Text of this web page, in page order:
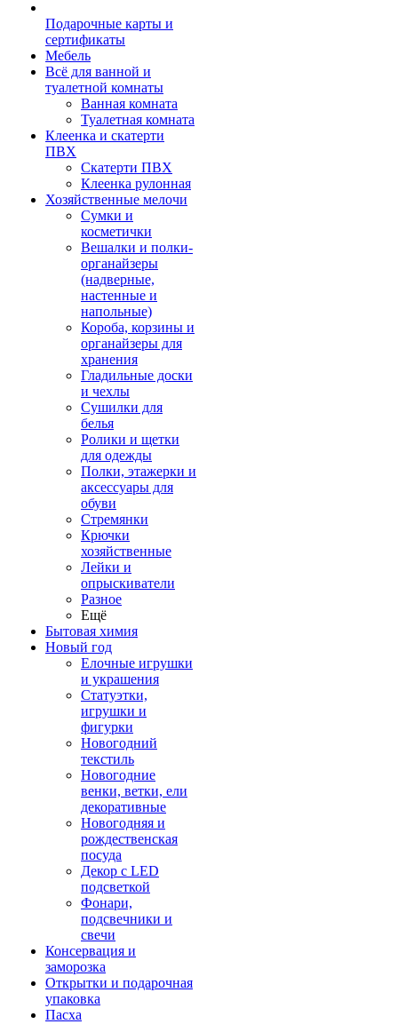
Подарочные карты и
сертификаты
Мебель
Всё для ванной и
туалетной комнаты
Ванная комната
Туалетная комната
Клеенка и скатерти
ПВХ
Скатерти ПВХ
Клеенка рулонная
Хозяйственные мелочи
Сумки и
косметички
Вешалки и полки-
органайзеры
(надверные,
настенные и
напольные)
Короба, корзины и
органайзеры для
хранения
Гладильные доски
и чехлы
Сушилки для
белья
Ролики и щетки
для одежды
Полки, этажерки и
аксессуары для
обуви
Стремянки
Крючки
хозяйственные
Лейки и
опрыскиватели
Разное
Ещё
Бытовая химия
Новый год
Елочные игрушки
и украшения
Статуэтки,
игрушки и
фигурки
Новогодний
текстиль
Новогодние
венки, ветки, ели
декоративные
Новогодняя и
рождественская
посуда
Декор с LED
подсветкой
Фонари,
подсвечники и
свечи
Консервация и
заморозка
Открытки и подарочная
упаковка
Пасха